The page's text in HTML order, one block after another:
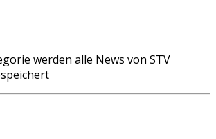
werden alle News von STV